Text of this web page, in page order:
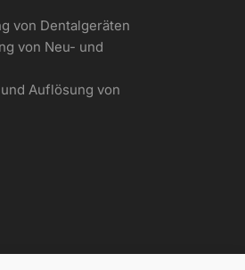
von Dentalgeräten
von Neu- und
Auflösung von